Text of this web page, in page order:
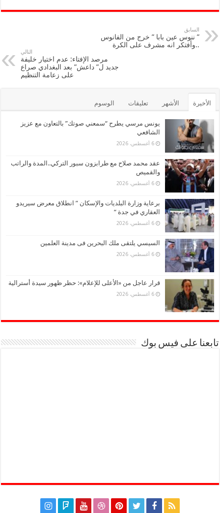
e
b
o
tt
السابق
” ننوس عين بابا ” خرج من الفانوس
..وأفتكر انه مشرف على الكرة
التالي
مرصد الإفتاء: عدم اختيار خليفة
جديد ل” داعش” بعد البغدادي صراع
على زعامة التنظيم
الأخيرة الأشهر تعليقات الوسوم
يونس مرسي يطرح “سمعني صوتك” بالتعاون مع عزيز
الشافعي
6 أغسطس، 2026
عقد محمد صلاح مع طرابزون سبور التركي..المدة والراتب
والقميص
6 أغسطس، 2026
برعاية وزارة البلديات والإسكان ” انطلاق معرض سيريدو
العقاري في جدة “
6 أغسطس، 2026
السيسي يلتقى ملك البحرين فى مدينة العلمين
6 أغسطس، 2026
قرار عاجل من «الأعلى للإعلام»: حظر ظهور سيدة أسترالية
6 أغسطس، 2026
تابعنا على فيس بوك